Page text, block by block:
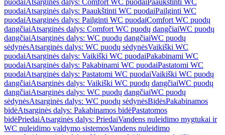
puodaiAtsarginės dalys: Comfort WC puodaiPaaukštinti WC
puodaiAtsarginės dalys: Paaukštinti WC puodaiPailginti WC
puodaiAtsarginės dalys: Pailginti WC puodaiComfort WC puodų
dangčiaiAtsarginės dalys: Comfort WC puodų dangčiaiWC puodų
dangčiaiAtsarginės dalys: WC puodų dangčiaiWC puodų
sėdynėsAtsarginės dalys: WC puodų sėdynėsVaikiški WC
puodaiAtsarginės dalys: Vaikiški WC puodaiPakabinami WC
puodaiAtsarginės dalys: Pakabinami WC puodaiPastatomi WC
puodaiAtsarginės dalys: Pastatomi WC puodaiVaikiški WC puodų
dangčiaiAtsarginės dalys: Vaikiški WC puodų dangčiaiWC puodų
dangčiaiAtsarginės dalys: WC puodų dangčiaiWC puodų
sėdynėsAtsarginės dalys: WC puodų sėdynėsBidėsPakabinamos
bidėAtsarginės dalys: Pakabinamos bidėPastatomos
bidėPriedaiAtsarginės dalys: PriedaiVandens nuleidimo mygtukai ir
WC nuleidimo valdymo sistemosVandens nuleidimo